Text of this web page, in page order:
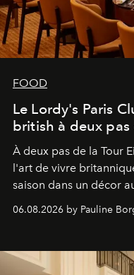
FOOD
Le Lordy's Paris
british à deux pas
À deux pas de la Tour
l'art de vivre
saison dans un décor
06.08.2026 by Pauline